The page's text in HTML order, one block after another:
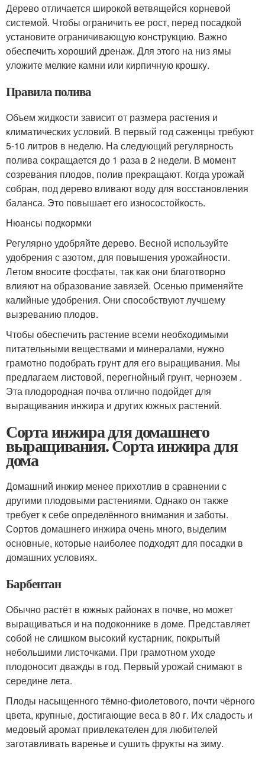
Дерево отличается широкой ветвящейся корневой
системой. Чтобы ограничить ее рост, перед посадкой
установите ограничивающую конструкцию. Важно
обеспечить хороший дренаж. Для этого на низ ямы
уложите мелкие камни или кирпичную крошку.
Правила полива
Объем жидкости зависит от размера растения и
климатических условий. В первый год саженцы требуют
5-10 литров в неделю. На следующий регулярность
полива сокращается до 1 раза в 2 недели. В момент
созревания плодов, полив прекращают. Когда урожай
собран, под дерево вливают воду для восстановления
баланса. Это повышает его износостойкость.
Нюансы подкормки
Регулярно удобряйте дерево. Весной используйте
удобрения с азотом, для повышения урожайности.
Летом вносите фосфаты, так как они благотворно
влияют на образование завязей. Осенью применяйте
калийные удобрения. Они способствуют лучшему
вызреванию плодов.
Чтобы обеспечить растение всеми необходимыми
питательными веществами и минералами, нужно
грамотно подобрать грунт для его выращивания. Мы
предлагаем листовой, перегнойный грунт, чернозем .
Эта плодородная почва отлично подойдет для
выращивания инжира и других южных растений.
Сорта инжира для домашнего
выращивания. Сорта инжира для
дома
Домашний инжир менее прихотлив в сравнении с
другими плодовыми растениями. Однако он также
требует к себе определённого внимания и заботы.
Сортов домашнего инжира очень много, выделим
основные, которые наиболее подходят для посадки в
домашних условиях.
Барбентан
Обычно растёт в южных районах в почве, но может
выращиваться и на подоконнике в доме. Представляет
собой не слишком высокий кустарник, покрытый
небольшими листочками. При грамотном уходе
плодоносит дважды в год. Первый урожай снимают в
середине лета.
Плоды насыщенного тёмно-фиолетового, почти чёрного
цвета, крупные, достигающие веса в 80 г. Их сладость и
медовый аромат привлекателен для любителей
заготавливать варенье и сушить фрукты на зиму.